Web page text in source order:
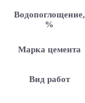
Водопоглощение,
%
Марка цемента
Вид работ